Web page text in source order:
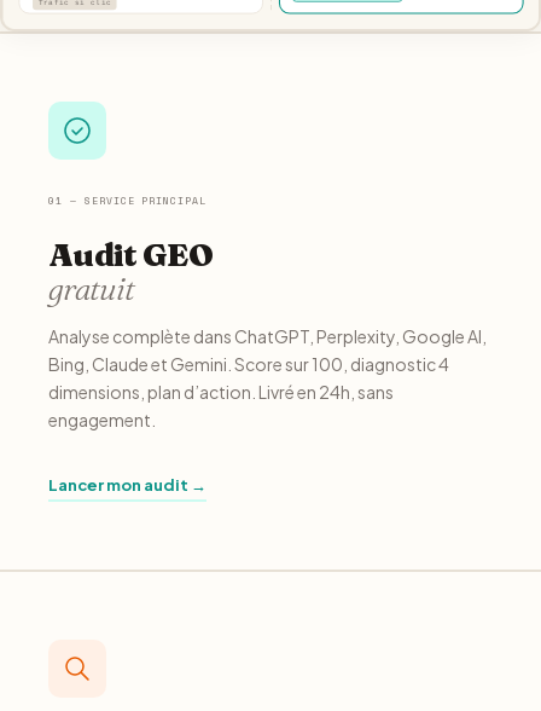
Trafic si clic
01 — SERVICE PRINCIPAL
Audit GEO
gratuit
Analyse complète dans ChatGPT, Perplexity, Google AI,
Bing, Claude et Gemini. Score sur 100, diagnostic 4
dimensions, plan d’action. Livré en 24h, sans
engagement.
Lancer mon audit →